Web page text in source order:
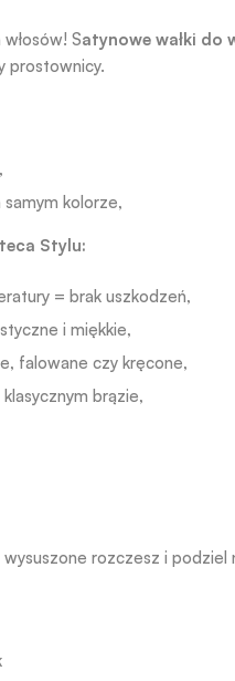
Satynowe wałki do
prostownicy.
kolorze,
Stylu:
= brak uszkodzeń,
i miękkie,
falowane czy kręcone,
brązie,
rozczesz i podziel